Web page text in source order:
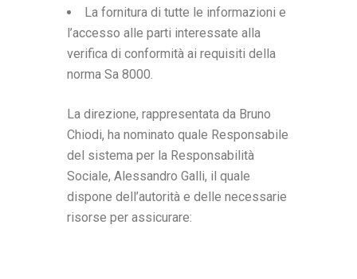
La fornitura di tutte le informazioni e
l’accesso alle parti interessate alla
verifica di conformità ai requisiti della
norma Sa 8000.
La direzione, rappresentata da Bruno
Chiodi, ha nominato quale Responsabile
del sistema per la Responsabilità
Sociale, Alessandro Galli, il quale
dispone dell’autorità e delle necessarie
risorse per assicurare: